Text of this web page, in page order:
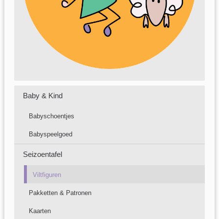
Baby & Kind
Babyschoentjes
Babyspeelgoed
Seizoentafel
Viltfiguren
Pakketten & Patronen
Kaarten